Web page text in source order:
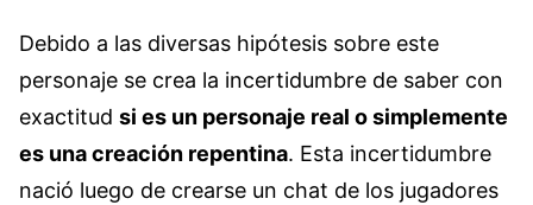
Debido a las diversas hipótesis sobre este
personaje se crea la incertidumbre de saber con
exactitud si es un personaje real o simplemente
es una creación repentina. Esta incertidumbre
nació luego de crearse un chat de los jugadores